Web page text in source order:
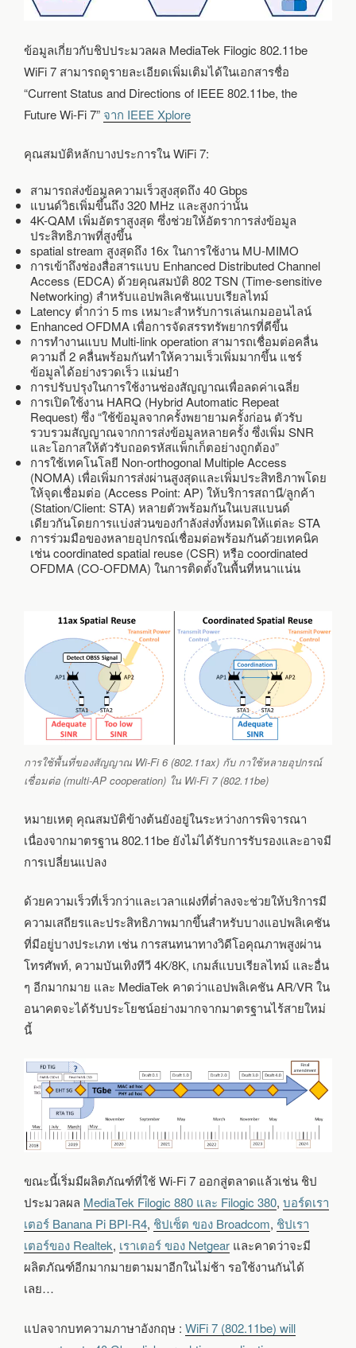
ข้อมูลเกี่ยวกับชิปประมวลผล MediaTek Filogic 802.11be
WiFi 7 สามารถดูรายละเอียดเพิ่มเติมได้ในเอกสารชื่อ
“Current Status and Directions of IEEE 802.11be, the
Future Wi-Fi 7” จาก IEEE Xplore
คุณสมบัติหลักบางประการใน WiFi 7:
สามารถส่งข้อมูลความเร็วสูงสุดถึง 40 Gbps
แบนด์วิธเพิ่มขึ้นถึง 320 MHz และสูงกว่านั้น
4K-QAM เพิ่มอัตราสูงสุด ซึ่งช่วยให้อัตราการส่งข้อมูล
ประสิทธิภาพที่สูงขึ้น
spatial stream สูงสุดถึง 16x ในการใช้งาน MU-MIMO
การเข้าถึงช่องสื่อสารแบบ Enhanced Distributed Channel
Access (EDCA) ด้วยคุณสมบัติ 802 TSN (Time-sensitive
Networking) สำหรับแอปพลิเคชันแบบเรียลไทม์
Latency ต่ำกว่า 5 ms เหมาะสำหรับการเล่นเกมออนไลน์
Enhanced OFDMA เพื่อการจัดสรรทรัพยากรที่ดีขึ้น
การทำงานแบบ Multi-link operation สามารถเชื่อมต่อคลื่น
ความถี่ 2 คลื่นพร้อมกันทำให้ความเร็วเพิ่มมากขึ้น แชร์
ข้อมูลได้อย่างรวดเร็ว แม่นยำ
การปรับปรุงในการใช้งานช่องสัญญาณเพื่อลดค่าเฉลี่ย
การเปิดใช้งาน HARQ (Hybrid Automatic Repeat
Request) ซึ่ง “ใช้ข้อมูลจากครั้งพยายามครั้งก่อน ตัวรับ
รวบรวมสัญญาณจากการส่งข้อมูลหลายครั้ง ซึ่งเพิ่ม SNR
และโอกาสให้ตัวรับถอดรหัสแพ็กเก็ตอย่างถูกต้อง”
การใช้เทคโนโลยี Non-orthogonal Multiple Access
(NOMA) เพื่อเพิ่มการส่งผ่านสูงสุดและเพิ่มประสิทธิภาพโดย
ให้จุดเชื่อมต่อ (Access Point: AP) ให้บริการสถานี/ลูกค้า
(Station/Client: STA) หลายตัวพร้อมกันในเบสแบนด์
เดียวกันโดยการแบ่งส่วนของกำลังส่งทั้งหมดให้แต่ละ STA
การร่วมมือของหลายอุปกรณ์เชื่อมต่อพร้อมกันด้วยเทคนิค
เช่น coordinated spatial reuse (CSR) หรือ coordinated
OFDMA (CO-OFDMA) ในการติดตั้งในพื้นที่หนาแน่น
การใช้พื้นที่ของสัญญาณ Wi-Fi 6 (802.11ax) กับ กาใช้หลายอุปกรณ์
เชื่อมต่อ (multi-AP cooperation) ใน Wi-Fi 7 (802.11be)
หมายเหตุ คุณสมบัติข้างต้นยังอยู่ในระหว่างการพิจารณา
เนื่องจากมาตรฐาน 802.11be ยังไม่ได้รับการรับรองและอาจมี
การเปลี่ยนแปลง
ด้วยความเร็วที่เร็วกว่าและเวลาแฝงที่ต่ำลงจะช่วยให้บริการมี
ความเสถียรและประสิทธิภาพมากขึ้นสำหรับบางแอปพลิเคชัน
ที่มีอยู่บางประเภท เช่น การสนทนาทางวิดีโอคุณภาพสูงผ่าน
โทรศัพท์, ความบันเทิงทีวี 4K/8K, เกมส์แบบเรียลไทม์ และอื่น
ๆ อีกมากมาย และ MediaTek คาดว่าแอปพลิเคชัน AR/VR ใน
อนาคตจะได้รับประโยชน์อย่างมากจากมาตรฐานไร้สายใหม่
นี้
ขณะนี้เริ่มมีผลิตภัณฑ์ที่ใช้ Wi-Fi 7 ออกสู่ตลาดแล้วเช่น ชิป
ประมวลผล MediaTek Filogic 880 และ Filogic 380, บอร์ดเรา
เตอร์ Banana Pi BPI-R4, ชิปเซ็ต ของ Broadcom, ชิปเรา
เตอร์ของ Realtek, เราเตอร์ ของ Netgear และคาดว่าจะมี
ผลิตภัณฑ์อีกมากมายตามมาอีกในไม่ช้า รอใช้งานกันได้
เลย…
แปลจากบทความภาษาอังกฤษ : WiFi 7 (802.11be) will